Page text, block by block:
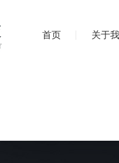
首页 关于